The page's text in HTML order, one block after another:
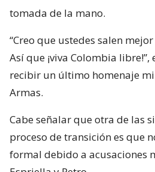
tomada de la mano.
“Creo que ustedes salen
Así que ¡viva Colombia
recibir un último homenaje
Armas.
Cabe señalar que otra de las
proceso de transición es que
formal debido a acusaciones